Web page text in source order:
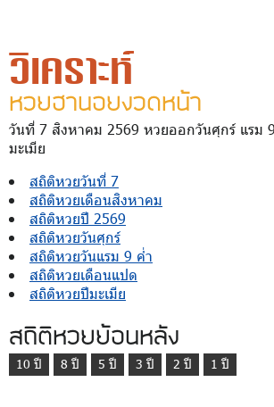
วิเคราะห์
หวยฮานอยงวดหน้า
วันที่ 7 สิงหาคม 2569 หวยออกวันศุกร์ แรม
มะเมีย
สถิติหวยวันที่ 7
สถิติหวยเดือนสิงหาคม
สถิติหวยปี 2569
สถิติหวยวันศุกร์
สถิติหวยวันแรม 9 ค่ำ
สถิติหวยเดือนแปด
สถิติหวยปีมะเมีย
สถิติหวยย้อนหลัง
10 ปี 8 ปี 5 ปี 3 ปี 2 ปี 1 ปี